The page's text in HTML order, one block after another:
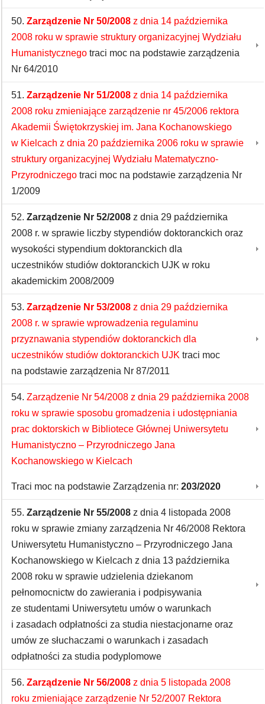
50. Zarządzenie Nr 50/2008 z dnia 14 października
2008 roku w sprawie struktury organizacyjnej Wydziału
Humanistycznego traci moc na podstawie zarządzenia
Nr 64/2010
51. Zarządzenie Nr 51/2008 z dnia 14 października
2008 roku zmieniające zarządzenie nr 45/2006 rektora
Akademii Świętokrzyskiej im. Jana Kochanowskiego
w Kielcach z dnia 20 października 2006 roku w sprawie
struktury organizacyjnej Wydziału Matematyczno-
Przyrodniczego traci moc na podstawie zarządzenia Nr
1/2009
52. Zarządzenie Nr 52/2008 z dnia 29 października
2008 r. w sprawie liczby stypendiów doktoranckich oraz
wysokości stypendium doktoranckich dla
uczestników studiów doktoranckich UJK w roku
akademickim 2008/2009
53. Zarządzenie Nr 53/2008 z dnia 29 października
2008 r. w sprawie wprowadzenia regulaminu
przyznawania stypendiów doktoranckich dla
uczestników studiów doktoranckich UJK traci moc
na podstawie zarządzenia Nr 87/2011
54. Zarządzenie Nr 54/2008 z dnia 29 października 2008
roku w sprawie sposobu gromadzenia i udostępniania
prac doktorskich w Bibliotece Głównej Uniwersytetu
Humanistyczno – Przyrodniczego Jana
Kochanowskiego w Kielcach
Traci moc na podstawie Zarządzenia nr: 203/2020
55. Zarządzenie Nr 55/2008 z dnia 4 listopada 2008
roku w sprawie zmiany zarządzenia Nr 46/2008 Rektora
Uniwersytetu Humanistyczno – Przyrodniczego Jana
Kochanowskiego w Kielcach z dnia 13 października
2008 roku w sprawie udzielenia dziekanom
pełnomocnictw do zawierania i podpisywania
ze studentami Uniwersytetu umów o warunkach
i zasadach odpłatności za studia niestacjonarne oraz
umów ze słuchaczami o warunkach i zasadach
odpłatności za studia podyplomowe
56. Zarządzenie Nr 56/2008 z dnia 5 listopada 2008
roku zmieniające zarządzenie Nr 52/2007 Rektora